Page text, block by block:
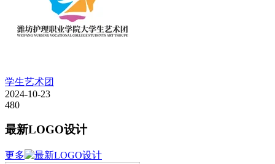
学生艺术团
2024-10-23
480
最新LOGO设计
更多